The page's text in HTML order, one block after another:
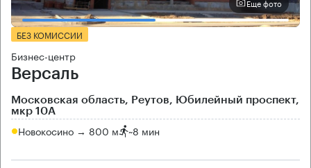
Еще фото
БЕЗ КОМИССИИ
Бизнес-центр
Версаль
Московская область, Реутов, Юбилейный проспект,
мкр 10А
Новокосино → 800 м ~8 мин